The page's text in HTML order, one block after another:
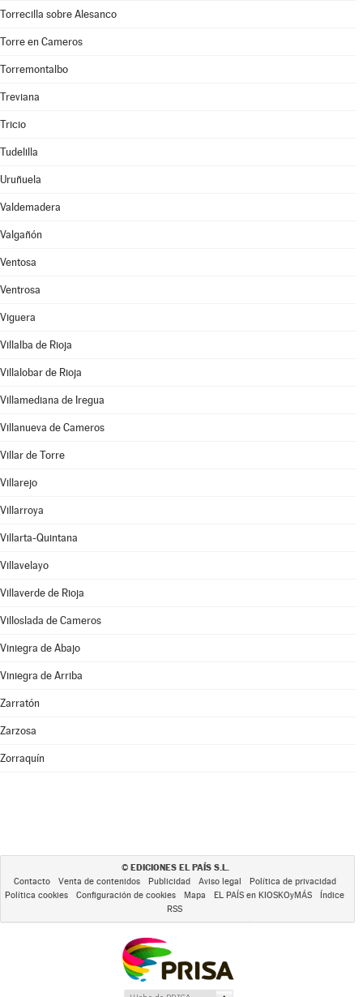
Torrecilla sobre Alesanco
Torre en Cameros
Torremontalbo
Treviana
Tricio
Tudelilla
Uruñuela
Valdemadera
Valgañón
Ventosa
Ventrosa
Viguera
Villalba de Rioja
Villalobar de Rioja
Villamediana de Iregua
Villanueva de Cameros
Villar de Torre
Villarejo
Villarroya
Villarta-Quintana
Villavelayo
Villaverde de Rioja
Villoslada de Cameros
Viniegra de Abajo
Viniegra de Arriba
Zarratón
Zarzosa
Zorraquín
© EDICIONES EL PAÍS S.L.
Contacto Venta de contenidos Publicidad Aviso legal
Política de privacidad
Política cookies
Configuración de cookies Mapa EL PAÍS en KIOSKOyMÁS
Índice
RSS